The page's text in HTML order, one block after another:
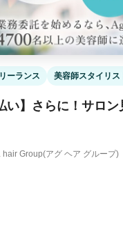
ーランス 美容師スタイリス
い】さらに！サロ
hair Group(アグ ヘア グループ)